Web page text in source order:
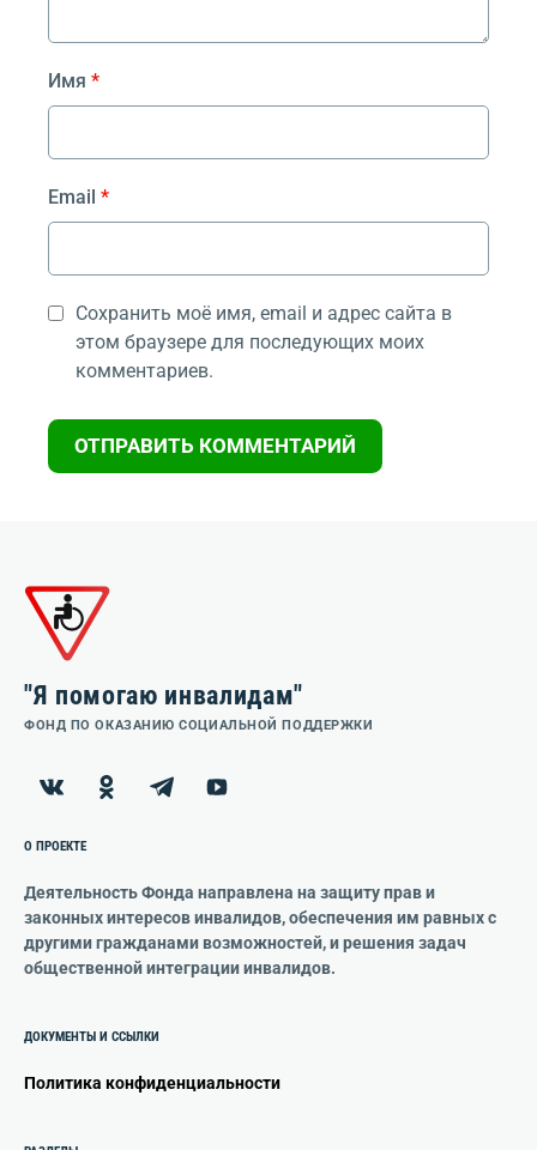
Имя *
Email *
Сохранить моё имя, email и адрес сайта в
этом браузере для последующих моих
комментариев.
"Я помогаю инвалидам"
ФОНД ПО ОКАЗАНИЮ СОЦИАЛЬНОЙ ПОДДЕРЖКИ
О ПРОЕКТЕ
Деятельность Фонда направлена на защиту прав и
законных интересов инвалидов, обеспечения им равных с
другими гражданами возможностей, и решения задач
общественной интеграции инвалидов.
ДОКУМЕНТЫ И ССЫЛКИ
Политика конфиденциальности